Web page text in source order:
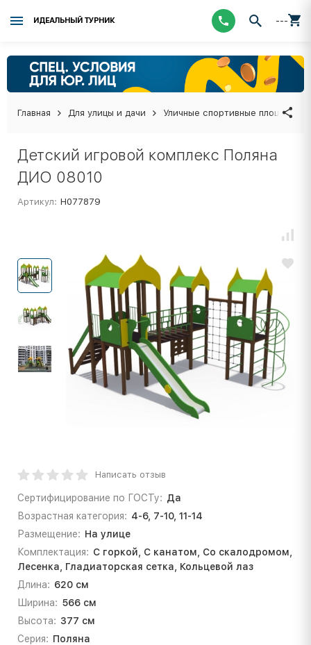
ИДЕАЛЬНЫЙ ТУРНИК ---
Главная Для улицы и дачи Уличные спортивные площадки
Детский игровой комплекс Поляна
ДИО 08010
Артикул: Н077879
Написать отзыв
Сертифицирование по ГОСТу: Да
Возрастная категория: 4-6, 7-10, 11-14
Размещение: На улице
Комплектация: С горкой, С канатом, Со скалодромом,
Лесенка, Гладиаторская сетка, Кольцевой лаз
Длина: 620 см
Ширина: 566 см
Высота: 377 см
Серия: Поляна